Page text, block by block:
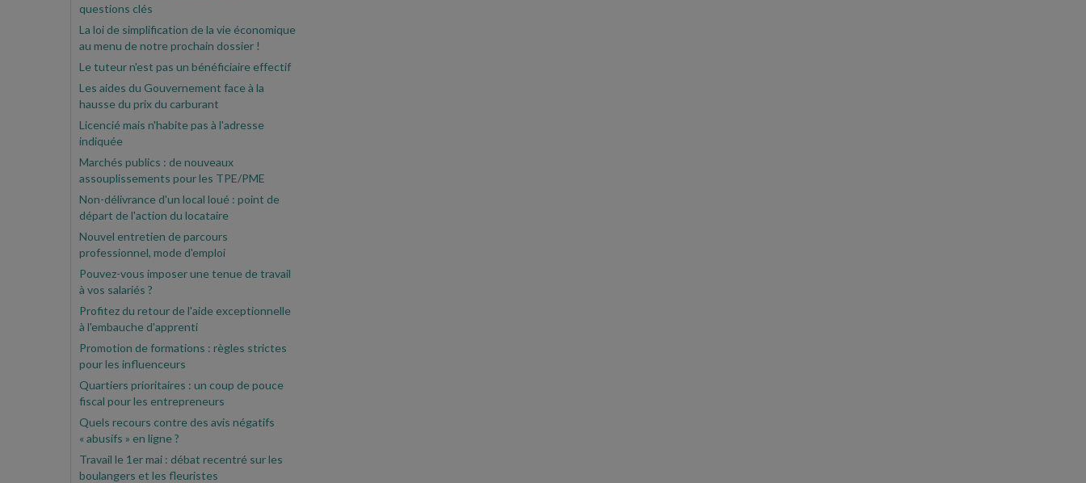
questions clés
La loi de simplification de la vie économique
au menu de notre prochain dossier !
Le tuteur n'est pas un bénéficiaire effectif
Les aides du Gouvernement face à la
hausse du prix du carburant
Licencié mais n'habite pas à l'adresse
indiquée
Marchés publics : de nouveaux
assouplissements pour les TPE/PME
Non-délivrance d'un local loué : point de
départ de l'action du locataire
Nouvel entretien de parcours
professionnel, mode d'emploi
Pouvez-vous imposer une tenue de travail
à vos salariés ?
Profitez du retour de l'aide exceptionnelle
à l'embauche d'apprenti
Promotion de formations : règles strictes
pour les influenceurs
Quartiers prioritaires : un coup de pouce
fiscal pour les entrepreneurs
Quels recours contre des avis négatifs
« abusifs » en ligne ?
Travail le 1er mai : débat recentré sur les
boulangers et les fleuristes